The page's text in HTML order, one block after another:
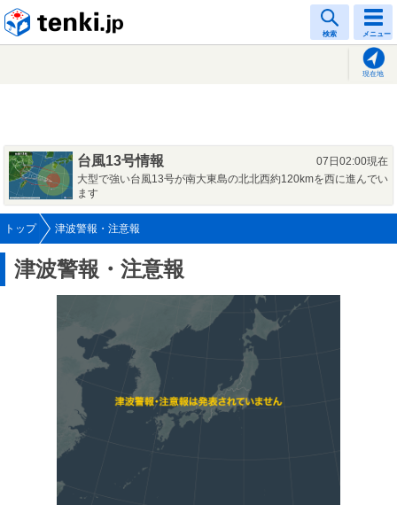
検索 メニュー
現在地
台風13号情報
07日02:00現在
大型で強い台風13号が南大東島の北北西約120kmを西に進んでい
ます
トップ 津波警報・注意報
津波警報・注意報